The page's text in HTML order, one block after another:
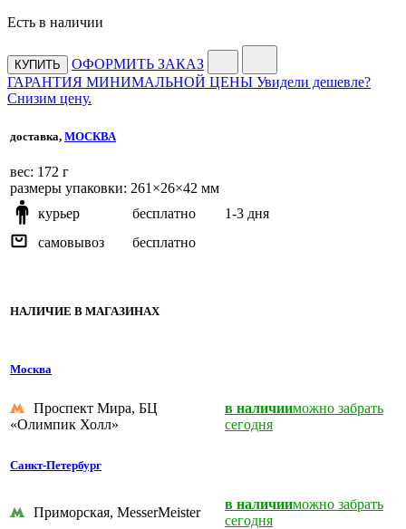
Есть в наличии
КУПИТЬ
ОФОРМИТЬ ЗАКАЗ
ГАРАНТИЯ МИНИМАЛЬНОЙ ЦЕНЫ Увидели дешевле?
Снизим цену.
доставка, МОСКВА
веc: 172 г
размеры упаковки: 261×26×42 мм
курьер
бесплатно
1-3 дня
самовывоз
бесплатно
НАЛИЧИЕ В МАГАЗИНАХ
Москва
Проспект Мира, БЦ
«Олимпик Холл»
в наличииможно забрать
сегодня
Санкт-Петербург
Приморская, MesserMeister
в наличииможно забрать
сегодня